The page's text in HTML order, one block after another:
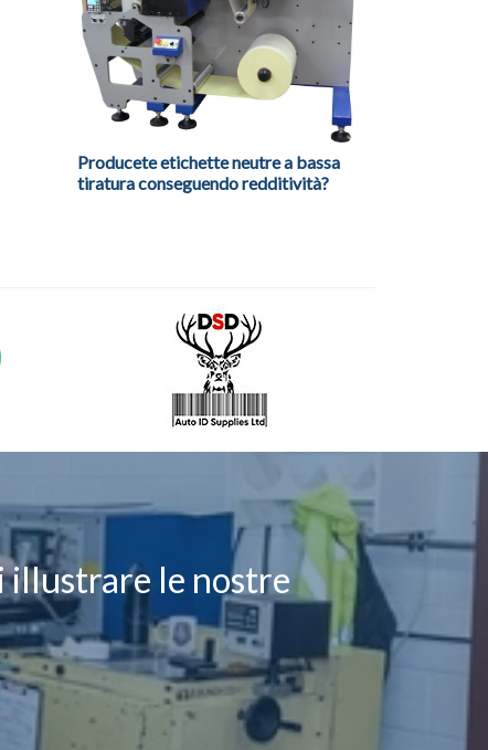
Producete etichette neutre a bassa
tiratura conseguendo redditività?
illustrare le nostre